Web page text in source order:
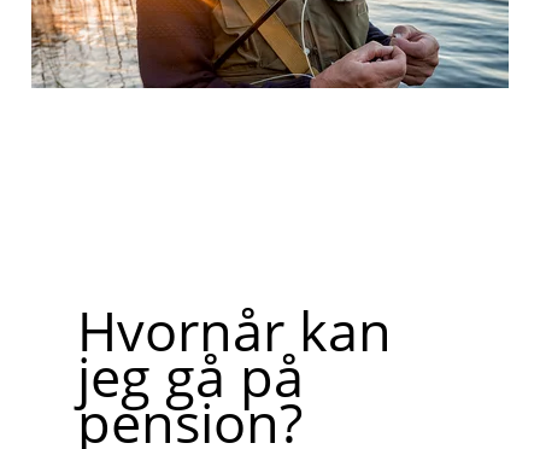
Hvornår kan
jeg gå på
pension?